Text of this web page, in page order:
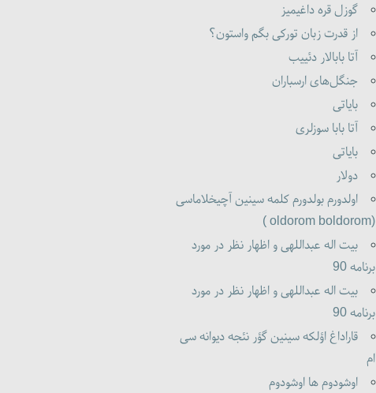
گوزل قره داغیمیز
از قدرت زبان تورکی بگم واستون؟
آتا بابالار دئییب
جنگل‌های ارسباران
بایاتی
آتا بابا سوزلری
بایاتی
دولار
اولدورم بولدورم کلمه سینین آچیخلاماسی
(oldorom boldorom )
بیت اله عبداللهی و اظهار نظر در مورد
برنامه 90
بیت اله عبداللهی و اظهار نظر در مورد
برنامه 90
قاراداغ اؤلکه سینین گؤر نئجه دیوانه سی
ام
اوشودوم ها اوشودوم